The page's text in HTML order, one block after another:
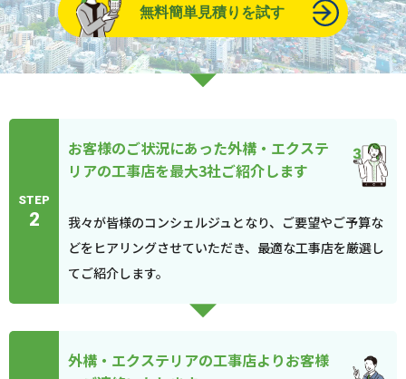
無料簡単見積りを試す
STEP
2
お客様のご状況にあった外構・エクステ
リアの工事店を最大3社ご紹介します
我々が皆様のコンシェルジュとなり、ご要望やご予算な
どをヒアリングさせていただき、最適な工事店を厳選し
てご紹介します。
外構・エクステリアの工事店よりお客様